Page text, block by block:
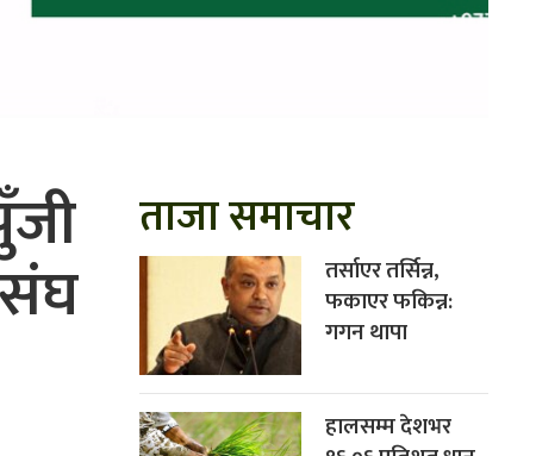
ताजा समाचार
तर्साएर तर्सिन्न,
फकाएर फकिन्न:
गगन थापा
हालसम्म देशभर